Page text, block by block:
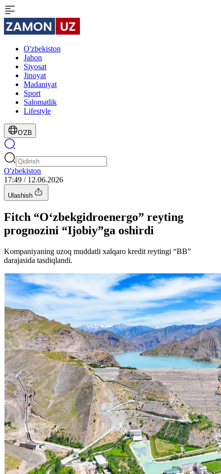
O'zbekiston
Jahon
Siyosat
Jinoyat
Madaniyat
Sport
Salomatlik
Lifestyle
O'ZB
O'zbekiston
17:49 / 12.06.2026
Ulashish
Fitch “O‘zbekgidroenergo” reyting
prognozini “Ijobiy”ga oshirdi
Kompaniyaning uzoq muddatli xalqaro kredit reytingi “BB”
darajasida tasdiqlandi.